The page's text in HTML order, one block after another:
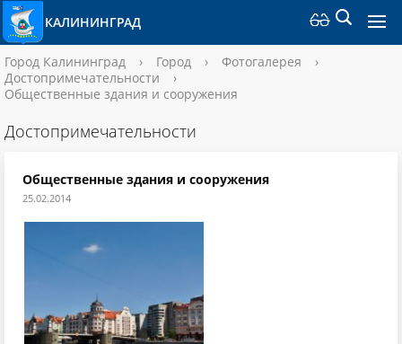
КАЛИНИНГРАД
Город Калининград › Город › Фотогалерея
›
Достопримечательности
›
Общественные здания и сооружения
Достопримечательности
Общественные здания и сооружения
25.02.2014